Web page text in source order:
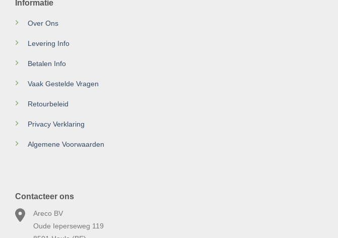
Informatie
Over Ons
Levering Info
Betalen Info
Vaak Gestelde Vragen
Retourbeleid
Privacy Verklaring
Algemene Voorwaarden
Contacteer ons
Areco BV
Oude Ieperseweg 119